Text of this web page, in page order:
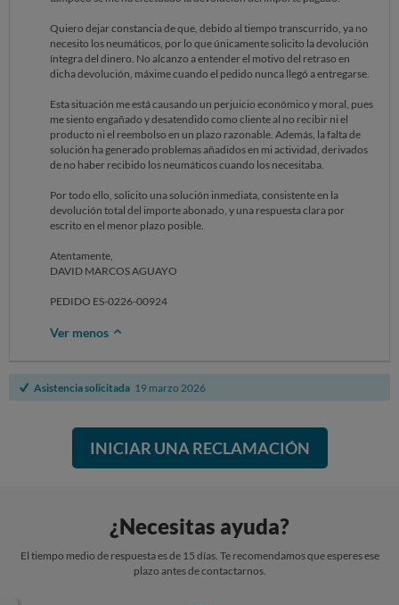
4. No incluyas datos personales o sensibles en tu respuesta.
base de conocimientos, por favor házmelo saber y procederé a
transferir la solicitud a un agente humano.
Saludos cordiales,
Alicia
Este mensaje ha sido redactado con la ayuda de herramientas de
inteligencia artificial para garantizar rapidez y precisión en nuestras
respuestas.
Email for ticket-2795512-message-14123601
Quiero dejar constancia de que, debido al tiempo transcurrido, ya no
necesito los neumáticos, por lo que únicamente solicito la devolución
íntegra del dinero. No alcanzo a entender el motivo del retraso en
dicha devolución, máxime cuando el pedido nunca llegó a entregarse.
Esta situación me está causando un perjuicio económico y moral, pues
me siento engañado y desatendido como cliente al no recibir ni el
producto ni el reembolso en un plazo razonable. Además, la falta de
solución ha generado problemas añadidos en mi actividad, derivados
de no haber recibido los neumáticos cuando los necesitaba.
Por todo ello, solicito una solución inmediata, consistente en la
devolución total del importe abonado, y una respuesta clara por
escrito en el menor plazo posible.
Atentamente,
DAVID MARCOS AGUAYO
PEDIDO ES-0226-00924
Ver menos
Asistencia solicitada 19 marzo 2026
INICIAR UNA RECLAMACIÓN
¿Necesitas ayuda?
El tiempo medio de respuesta es de 15 días. Te recomendamos que esperes ese
plazo antes de contactarnos.